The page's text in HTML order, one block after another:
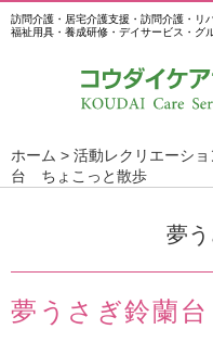
訪問介護・居宅介護支援・訪問介護・リ
福祉用具・養成研修・デイサービス・グ
ホーム > 活動レクリエーショ
台 ちょこっと散歩
夢
夢うさぎ鈴蘭